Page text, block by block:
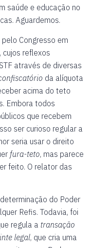
saúde e educação no
Aguardemos.
Congresso em
cujos reflexos
através de diversas
da alíquota
acima do teto
Embora todos
que recebem
ser curioso regular a
seria usar o direito
fura-teto, mas parece
feito. O relator das
do Poder
Refis. Todavia, foi
regula a transação
legal, que cria uma